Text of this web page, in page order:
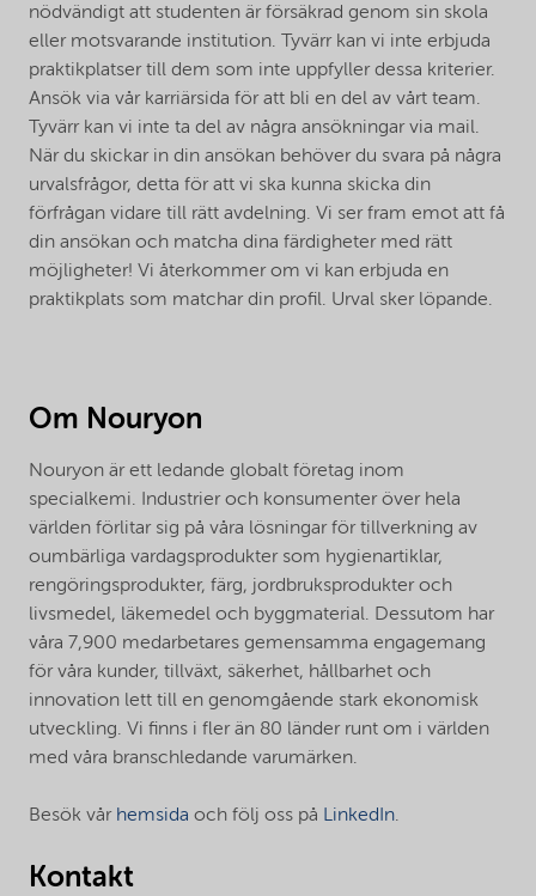
nödvändigt att studenten är försäkrad genom sin skola
eller motsvarande institution. Tyvärr kan vi inte erbjuda
praktikplatser till dem som inte uppfyller dessa kriterier.
Ansök via vår karriärsida för att bli en del av vårt team.
Tyvärr kan vi inte ta del av några ansökningar via mail.
När du skickar in din ansökan behöver du svara på några
urvalsfrågor, detta för att vi ska kunna skicka din
förfrågan vidare till rätt avdelning. Vi ser fram emot att få
din ansökan och matcha dina färdigheter med rätt
möjligheter! Vi återkommer om vi kan erbjuda en
praktikplats som matchar din profil. Urval sker löpande.
Om Nouryon
Nouryon är ett ledande globalt företag inom
specialkemi. Industrier och konsumenter över hela
världen förlitar sig på våra lösningar för tillverkning av
oumbärliga vardagsprodukter som hygienartiklar,
rengöringsprodukter, färg, jordbruksprodukter och
livsmedel, läkemedel och byggmaterial. Dessutom har
våra 7,900 medarbetares gemensamma engagemang
för våra kunder, tillväxt, säkerhet, hållbarhet och
innovation lett till en genomgående stark ekonomisk
utveckling. Vi finns i fler än 80 länder runt om i världen
med våra branschledande varumärken.
Besök vår hemsida och följ oss på LinkedIn.
Kontakt